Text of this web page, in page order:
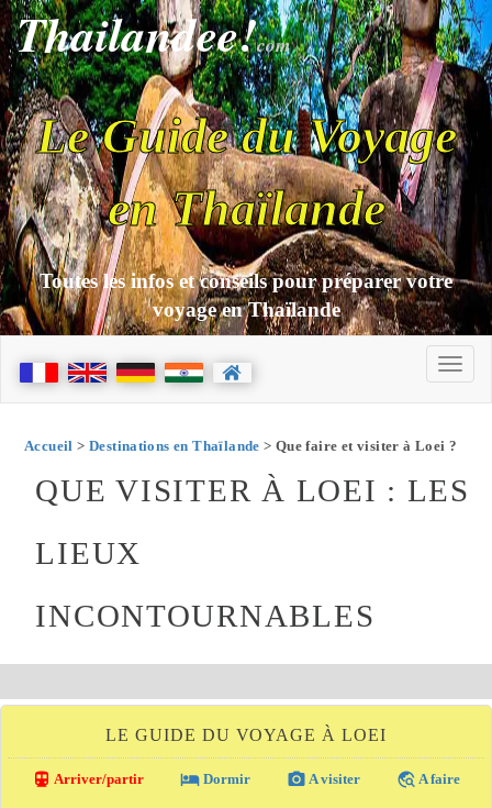
Thailandee!com
Le Guide du Voyage
en Thaïlande
Toutes les infos et conseils pour préparer votre
voyage en Thaïlande
Accueil > Destinations en Thaïlande > Que faire et visiter à Loei ?
QUE VISITER À LOEI : LES
LIEUX
INCONTOURNABLES
LE GUIDE DU VOYAGE À LOEI
directions_transit Arriver/partir local_hotel Dormir photo_camera A visiter travel_explore A faire